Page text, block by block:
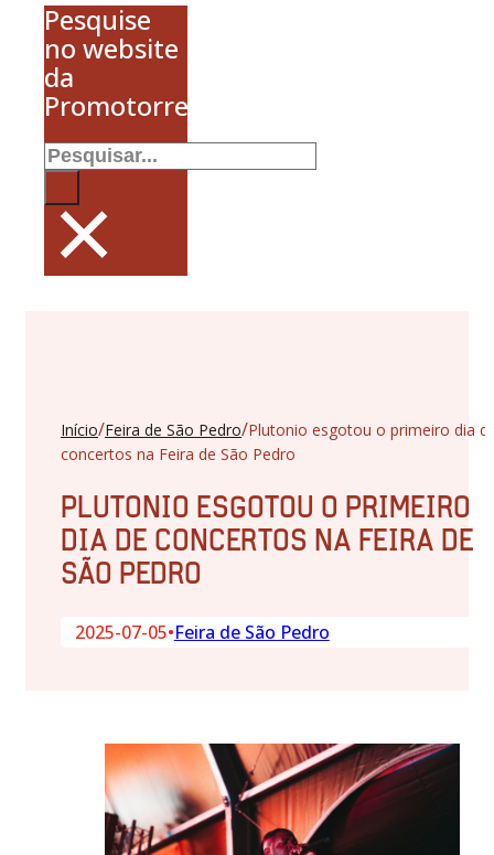
Pesquise
no website
da
Promotorres
Pesquisar
×
Início/Feira de São Pedro/Plutonio esgotou o primeiro dia
concertos na Feira de São Pedro
PLUTONIO ESGOTOU O PRIMEIRO
DIA DE CONCERTOS NA FEIRA DE
SÃO PEDRO
2025-07-05•Feira de São Pedro